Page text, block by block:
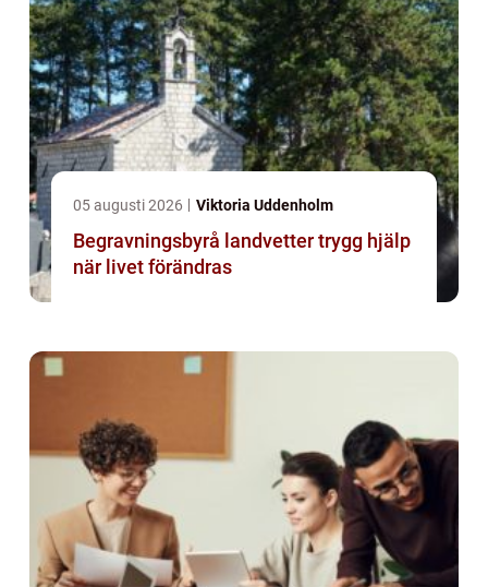
05 augusti 2026 Viktoria Uddenholm
Begravningsbyrå landvetter trygg hjälp
när livet förändras